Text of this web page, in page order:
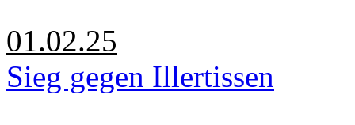
01.02.25
Sieg gegen Illertissen